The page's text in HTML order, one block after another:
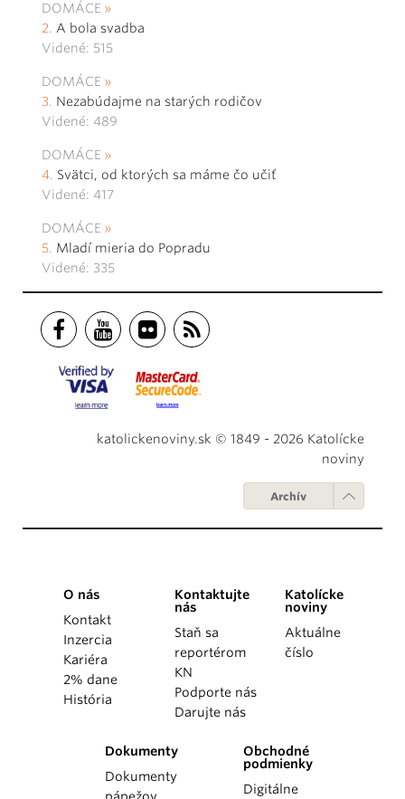
DOMÁCE
A bola svadba
Videné: 515
DOMÁCE
Nezabúdajme na starých rodičov
Videné: 489
DOMÁCE
Svätci, od ktorých sa máme čo učiť
Videné: 417
DOMÁCE
Mladí mieria do Popradu
Videné: 335
katolickenoviny.sk © 1849 - 2026 Katolícke
noviny
Archív
O nás
Kontakt
Inzercia
Kariéra
2% dane
História
Kontaktujte
nás
Staň sa
reportérom
KN
Podporte nás
Darujte nás
Katolícke
noviny
Aktuálne
číslo
Dokumenty
Dokumenty
Obchodné
podmienky
Digitálne